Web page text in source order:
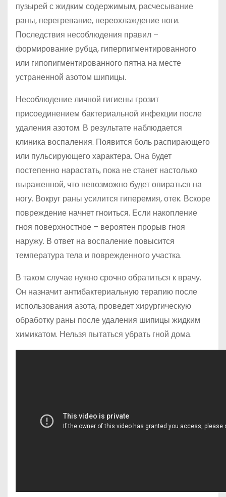
пузырей с жидким содержимым, расчесывание
раны, перегревание, переохлаждение ноги.
Последствия несоблюдения правил –
формирование рубца, гиперпигментированного
или гипопигментированного пятна на месте
устраненной азотом шипицы.
Несоблюдение личной гигиены грозит
присоединением бактериальной инфекции после
удаления азотом. В результате наблюдается
клиника воспаления. Появится боль распирающего
или пульсирующего характера. Она будет
постепенно нарастать, пока не станет настолько
выраженной, что невозможно будет опираться на
ногу. Вокруг раны усилится гиперемия, отек. Вскоре
повреждение начнет гноиться. Если накопление
гноя поверхностное – вероятен прорыв гноя
наружу. В ответ на воспаление повысится
температура тела и поврежденного участка.
В таком случае нужно срочно обратиться к врачу.
Он назначит антибактериальную терапию после
использования азота, проведет хирургическую
обработку раны после удаления шипицы жидким
химикатом. Нельзя пытаться убрать гной дома.